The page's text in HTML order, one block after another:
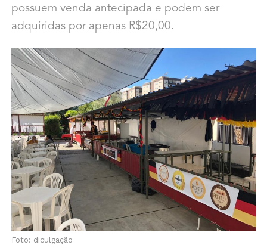
possuem venda antecipada e podem ser
adquiridas por apenas R$20,00.
Foto: diculgação